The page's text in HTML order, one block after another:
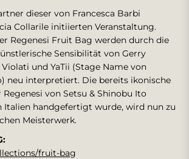
dieser von Francesca Barbi
Collarile initiierten Veranstaltung.
Regenesi Fruit Bag werden durch die
Sensibilität von Gerry
und YaTii (Stage Name von
neu interpretiert. Die bereits ikonische
von Setsu & Shinobu Ito
Italien handgefertigt wurde, wird nun zu
Meisterwerk.
fruit-bag